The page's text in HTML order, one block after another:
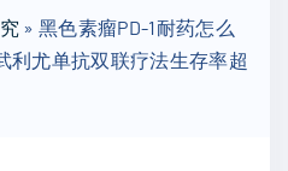
»黑色素瘤PD-1耐药怎么
利尤单抗双联疗法生存率超